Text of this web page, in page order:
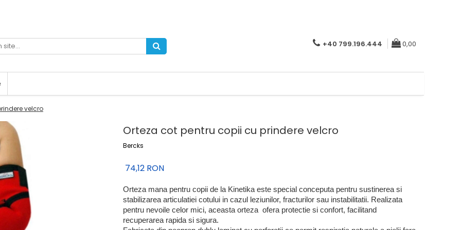
+40 799.196.444 0,00
velcro
Orteza cot pentru copii cu prindere velcro
Bercks
74,12 RON
Orteza mana pentru copii de la Kinetika este special conceputa pentru sustinerea si
stabilizarea articulatiei cotului in cazul leziunilor, fracturilor sau instabilitatii. Realizata
pentru nevoile celor mici, aceasta orteza ofera protectie si confort, facilitand
recuperarea rapida si sigura.